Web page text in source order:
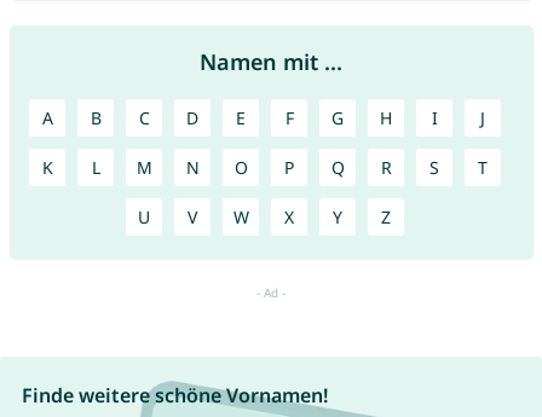
Namen mit ...
A B C D E F G H I J
K L M N O P Q R S T
U V W X Y Z
Finde weitere schöne Vornamen!